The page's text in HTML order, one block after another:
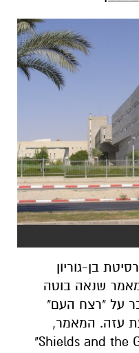
בן-גוריון
שנאה בוטה
על "רצח העם"
עזה. המאמר,
Shields and the
"